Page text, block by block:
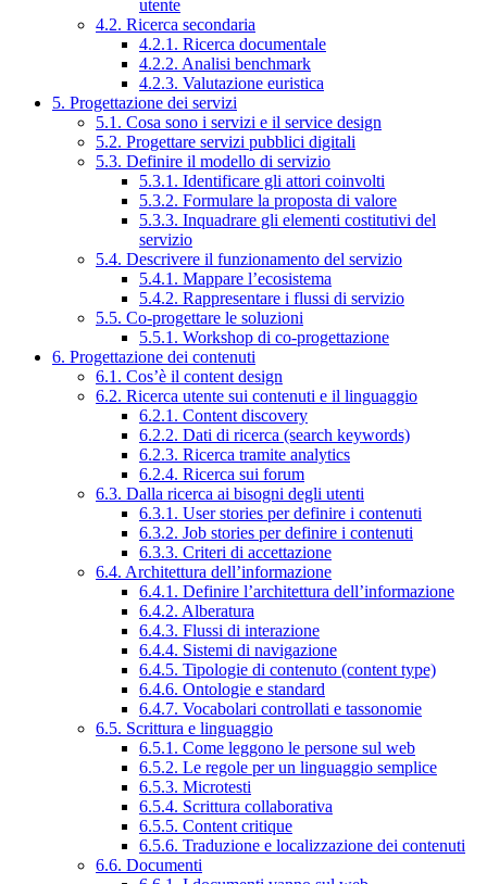
utente
4.2. Ricerca secondaria
4.2.1. Ricerca documentale
4.2.2. Analisi benchmark
4.2.3. Valutazione euristica
5. Progettazione dei servizi
5.1. Cosa sono i servizi e il service design
5.2. Progettare servizi pubblici digitali
5.3. Definire il modello di servizio
5.3.1. Identificare gli attori coinvolti
5.3.2. Formulare la proposta di valore
5.3.3. Inquadrare gli elementi costitutivi del
servizio
5.4. Descrivere il funzionamento del servizio
5.4.1. Mappare l’ecosistema
5.4.2. Rappresentare i flussi di servizio
5.5. Co-progettare le soluzioni
5.5.1. Workshop di co-progettazione
6. Progettazione dei contenuti
6.1. Cos’è il content design
6.2. Ricerca utente sui contenuti e il linguaggio
6.2.1. Content discovery
6.2.2. Dati di ricerca (search keywords)
6.2.3. Ricerca tramite analytics
6.2.4. Ricerca sui forum
6.3. Dalla ricerca ai bisogni degli utenti
6.3.1. User stories per definire i contenuti
6.3.2. Job stories per definire i contenuti
6.3.3. Criteri di accettazione
6.4. Architettura dell’informazione
6.4.1. Definire l’architettura dell’informazione
6.4.2. Alberatura
6.4.3. Flussi di interazione
6.4.4. Sistemi di navigazione
6.4.5. Tipologie di contenuto (content type)
6.4.6. Ontologie e standard
6.4.7. Vocabolari controllati e tassonomie
6.5. Scrittura e linguaggio
6.5.1. Come leggono le persone sul web
6.5.2. Le regole per un linguaggio semplice
6.5.3. Microtesti
6.5.4. Scrittura collaborativa
6.5.5. Content critique
6.5.6. Traduzione e localizzazione dei contenuti
6.6. Documenti